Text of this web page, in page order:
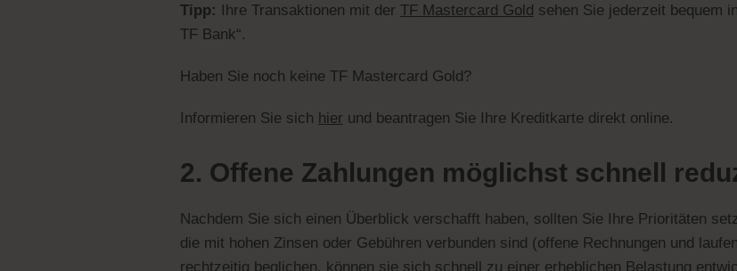
Tipp: Ihre Transaktionen mit der TF Mastercard Gold sehen Sie jederzeit bequem
TF Bank“.
Haben Sie noch keine TF Mastercard Gold?
Informieren Sie sich hier und beantragen Sie Ihre Kreditkarte direkt online.
2. Offene Zahlungen möglichst schnell
Nachdem Sie sich einen Überblick verschafft haben, sollten Sie Ihre Prioritäten
die mit hohen Zinsen oder Gebühren verbunden sind (offene Rechnungen und
rechtzeitig beglichen, können sie sich schnell zu einer erheblichen Belastung